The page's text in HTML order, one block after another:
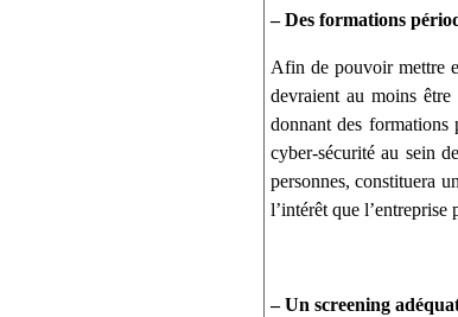
– Des formations
Afin de pouvoir mettre
devraient au moins
donnant des formations
cyber-sécurité au sein
personnes, constituera
l’intérêt que l’entreprise
– Un screening